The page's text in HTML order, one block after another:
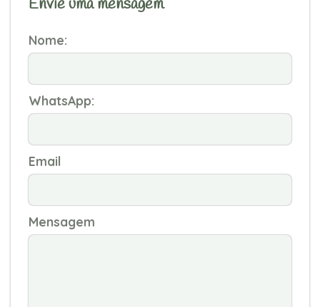
Envie uma mensagem
Nome:
WhatsApp:
Email
Mensagem